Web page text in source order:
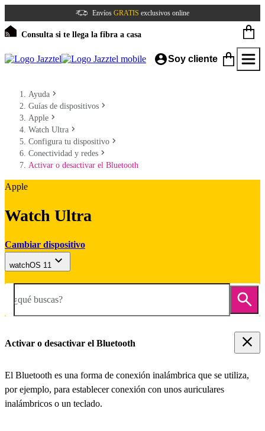
Envíos GRATIS exclusivos online
Consulta si te llega la fibra a casa
Soy cliente
Ayuda
Guías de dispositivos
Apple
Watch Ultra
Configura tu dispositivo
Conectividad y redes
Activar o desactivar el Bluetooth
Apple
Watch Ultra
Cambiar dispositivo
watchOS 11
¿qué buscas?
Activar o desactivar el Bluetooth
El Bluetooth es una forma de conexión inalámbrica que se utiliza,
por ejemplo, para establecer conexión con unos auriculares
inalámbricos o un teclado.